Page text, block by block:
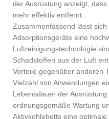
der Ausrüstung anzeigt,
mehr effektiv entfernt.
Zusammenfassend lässt
Adsorptionsgeräte eine
Luftreinigungstechnologie
Schadstoffen aus der Luft
Vorteile gegenüber anderen
Vielzahl von Anwendungen
Lebensdauer der
ordnungsgemäße Wartung
Aktivkohlebetts eine